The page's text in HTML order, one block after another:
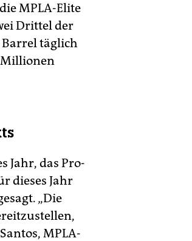
MPLA-Elite
Drittel der
täglich
Millionen
Jahr, das Pro-
dieses Jahr
„Die
MPLA-